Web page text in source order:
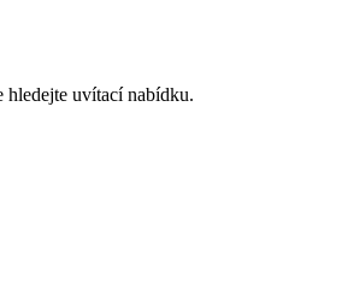
hledejte uvítací nabídku.